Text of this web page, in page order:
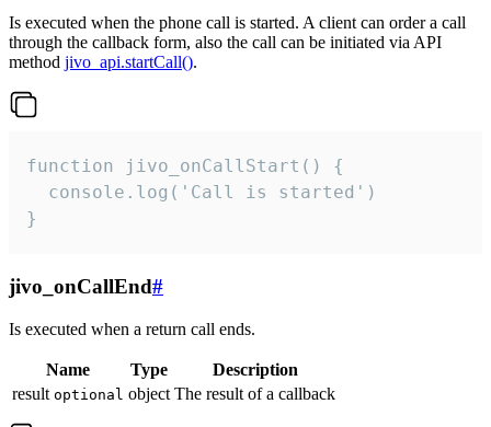
Is executed when the phone call is started. A client can order a call
through the callback form, also the call can be initiated via API
method jivo_api.startCall().
function jivo_onCallStart() {
  console.log('Call is started')
}
jivo_onCallEnd#
Is executed when a return call ends.
Name Type
Description
result optional object The result of a callback